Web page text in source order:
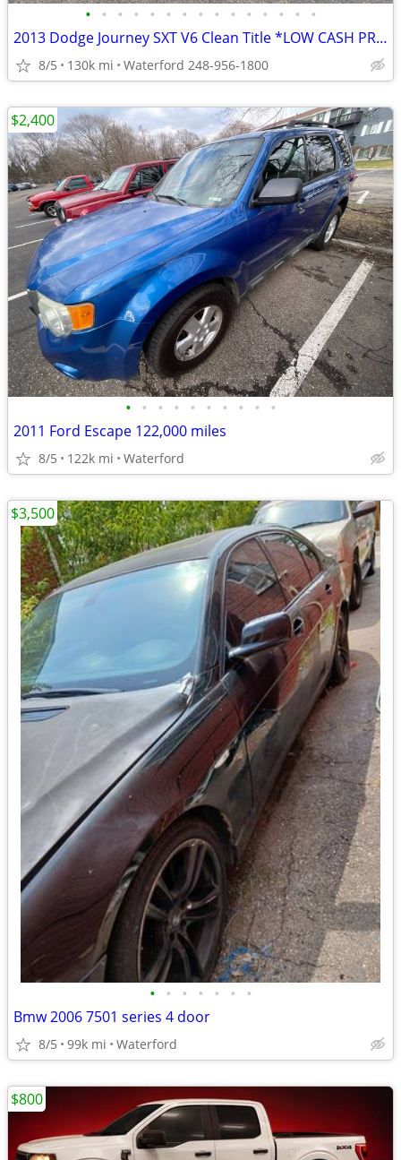
• • • • • • • • • • • • • • •
2013 Dodge Journey SXT V6 Clean Title *LOW CASH PRICE*
8/5 130k mi Waterford 248-956-1800
• • • • • • • • • •
2011 Ford Escape 122,000 miles
8/5 122k mi Waterford
$2,400
• • • • • • •
Bmw 2006 7501 series 4 door
8/5 99k mi Waterford
$3,500
$800